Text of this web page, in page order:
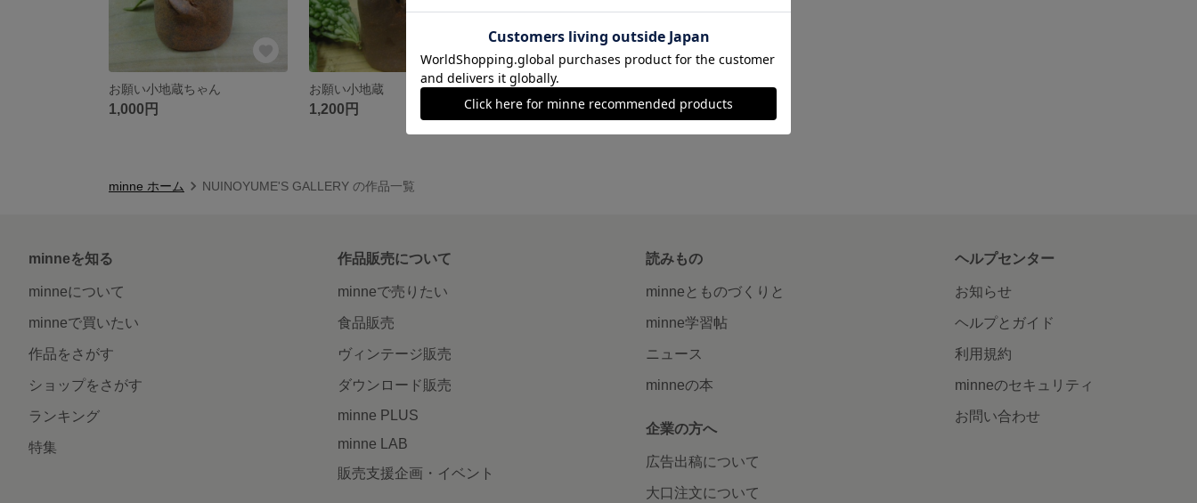
お願い小地蔵ちゃん
1,000円
お願い小地蔵
1,200円
お願い小地蔵
1,200円
minne ホーム NUINOYUME'S GALLERY の作品一覧
minneを知る
minneについて
minneで買いたい
作品をさがす
ショップをさがす
ランキング
特集
作品販売について
minneで売りたい
食品販売
ヴィンテージ販売
ダウンロード販売
minne PLUS
minne LAB
販売支援企画・イベント
読みもの
minneとものづくりと
minne学習帖
ニュース
minneの本
企業の方へ
広告出稿について
大口注文について
ヘルプセンター
お知らせ
ヘルプとガイド
利用規約
minneのセキュリティ
お問い合わせ